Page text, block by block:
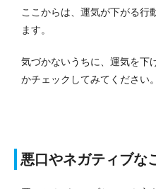
ここからは、運気が下がる行
ます。
気づかないうちに、運気を下
かチェックしてみてください。
悪口やネガティブな